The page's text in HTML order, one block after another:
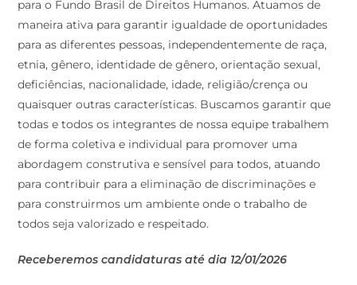
maneira ativa para garantir igualdade de oportunidades
para as diferentes pessoas, independentemente de raça,
etnia, gênero, identidade de gênero, orientação sexual,
deficiências, nacionalidade, idade, religião/crença ou
quaisquer outras características. Buscamos garantir que
todas e todos os integrantes de nossa equipe trabalhem
de forma coletiva e individual para promover uma
abordagem construtiva e sensível para todos, atuando
para contribuir para a eliminação de discriminações e
para construirmos um ambiente onde o trabalho de
todos seja valorizado e respeitado.